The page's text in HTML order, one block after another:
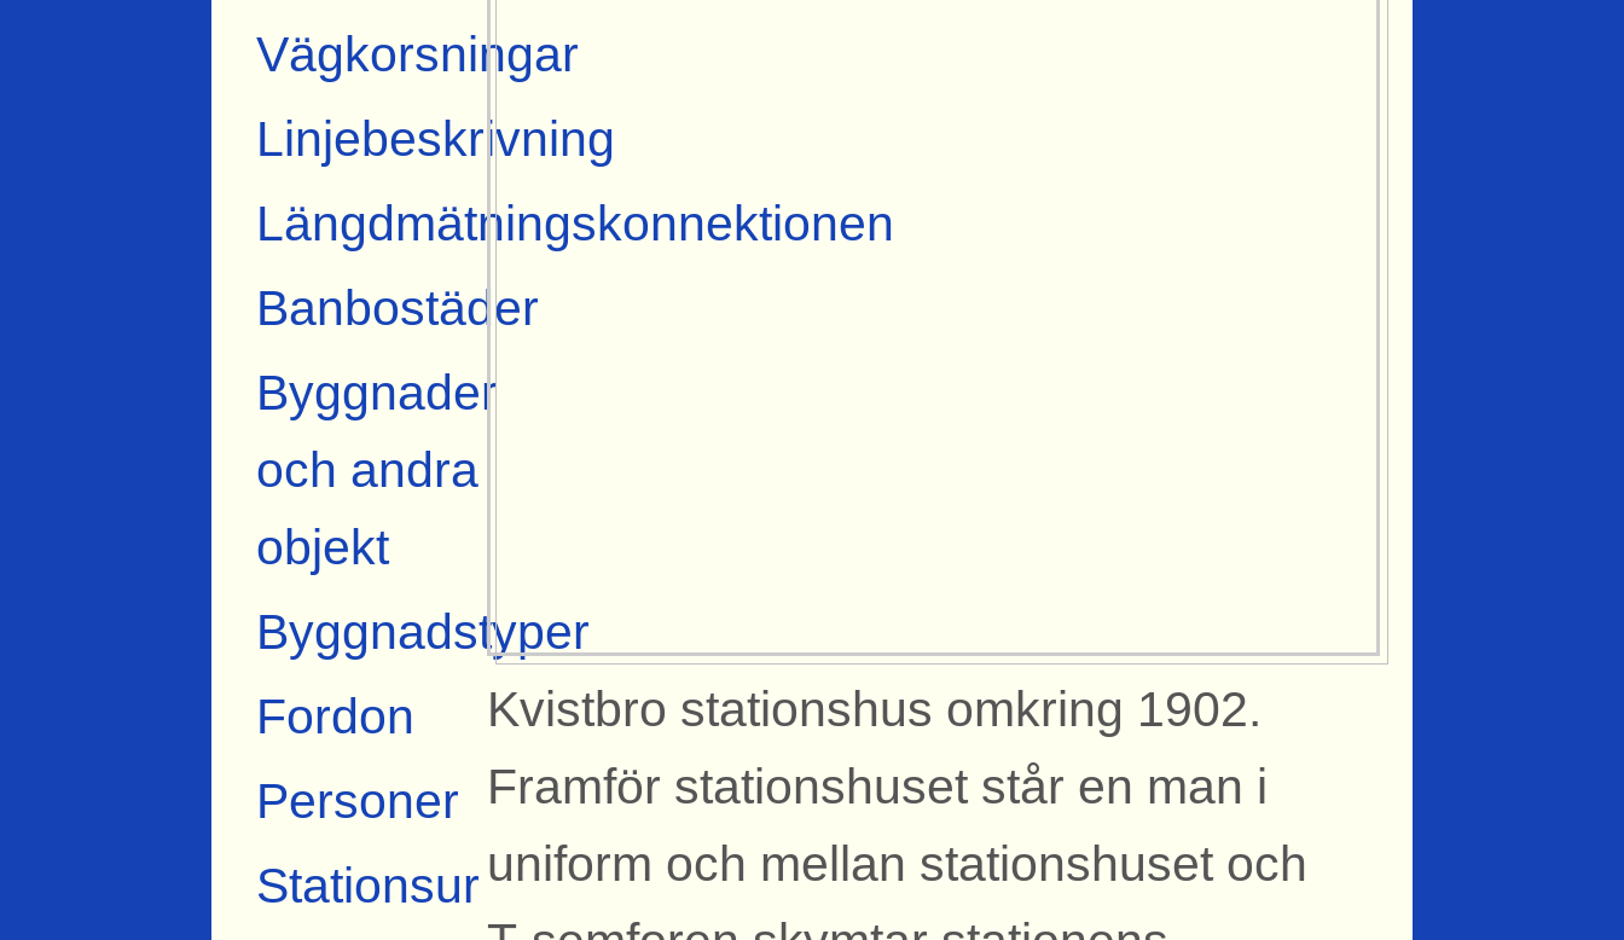
Vägkorsningar
Linjebeskrivning
Längdmätningskonnektionen
Banbostäder
Byggnader
och andra
objekt
Byggnadstyper
Fordon
Personer
Stationsur
Kvistbro stationshus omkring 1902.
Framför stationshuset står en man i
uniform och mellan stationshuset och